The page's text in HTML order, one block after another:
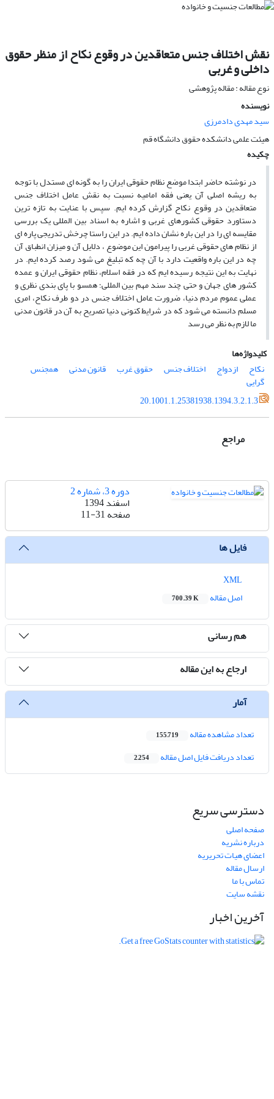
نقش اختلاف جنس متعاقدین در وقوع نکاح از منظر حقوق
داخلی و غربی
نوع مقاله : مقاله پژوهشی
نویسنده
سید مهدی دادمرزی
هیئت علمی دانشکده حقوق دانشگاه قم
چکیده
در نوشته حاضر ابتدا موضع نظام حقوقی ایران را به گونه ای مستدل با توجه
به ریشه اصلی آن یعنی فقه امامیه نسبت به نقش عامل اختلاف جنس
متعاقدین در وقوع نکاح گزارش کرده ایم. سپس با عنایت به تازه ترین
دستاورد حقوقی کشورهای غربی و اشاره به اسناد بین المللی یک بررسی
مقایسه ای را در این باره نشان داده ایم. در این راستا چرخش تدریجی پاره ای
از نظام های حقوقی غربی را پیرامون این موضوع ، دلایل آن و میزان انطباق آن
چه در این باره واقعیت دارد با آن چه که تبلیغ می شود رصد کرده ایم. در
نهایت به این نتیجه رسیده ایم که در فقه اسلام، نظام حقوقی ایران و عمده
کشور های جهان و حتی چند سند مهم بین المللی؛ همسو با پای بندی نظری و
عملی عموم مردم دنیا، ضرورت عامل اختلاف جنس در دو طرف نکاح، امری
مسلم دانسته می شود که در شرایط کنونی دنیا تصریح به آن در قانون مدنی
ما لازم به نظر می رسد
کلیدواژه‌ها
نکاح
ازدواج اختلاف جنس حقوق غرب قانون مدنی همجنس
گرایی
20.1001.1.25381938.1394.3.2.1.3
مراجع
دوره 3، شماره 2
اسفند 1394
صفحه11-31
فایل ها
اصل مقاله
700.39 K
هم رسانی
ارجاع به این مقاله
آمار
تعداد مشاهده مقاله 155,719
تعداد دریافت فایل اصل مقاله 2,254
دسترسی سریع
صفحه اصلی
درباره نشریه
اعضای هیات تحریریه
ارسال مقاله
تماس با ما
نقشه سایت
آخرین اخبار